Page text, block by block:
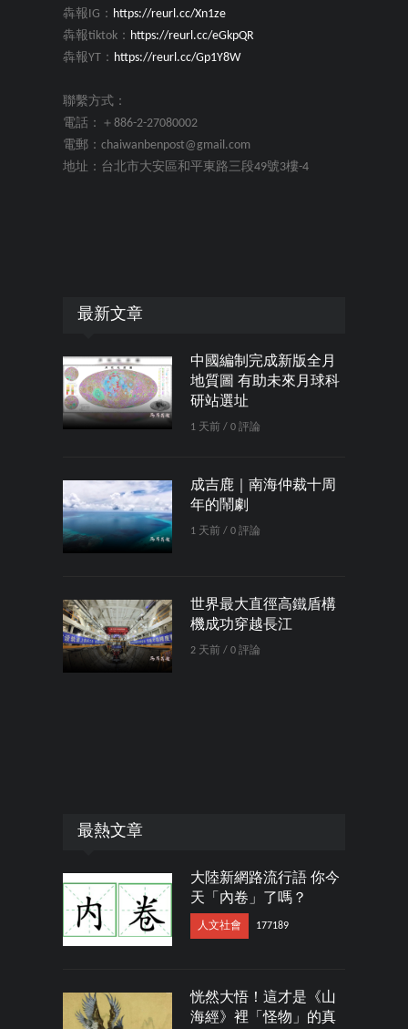
犇報IG： https://reurl.cc/Xn1ze
犇報tiktok： https://reurl.cc/eGkpQR
犇報YT： https://reurl.cc/Gp1Y8W
聯繫方式：
電話：＋886-2-27080002
電郵：chaiwanbenpost@gmail.com
地址：台北市大安區和平東路三段49號3樓-4
最新文章
中國編制完成新版全月
地質圖 有助未來月球科
研站選址
1 天前 / 0 評論
成吉鹿｜南海仲裁十周
年的鬧劇
1 天前 / 0 評論
世界最大直徑高鐵盾構
機成功穿越長江
2 天前 / 0 評論
最熱文章
大陸新網路流行語 你今
天「內卷」了嗎？
人文社會 177189
恍然大悟！這才是《山
海經》裡「怪物」的真